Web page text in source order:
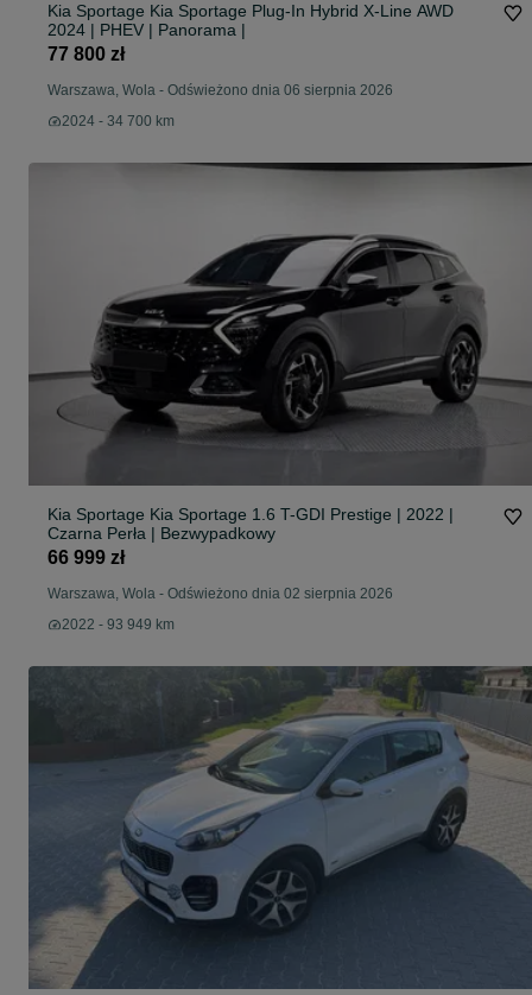
Kia Sportage Kia Sportage Plug-In Hybrid X-Line AWD
2024 | PHEV | Panorama |
77 800 zł
Warszawa, Wola - Odświeżono dnia 06 sierpnia 2026
2024 - 34 700 km
Kia Sportage Kia Sportage 1.6 T-GDI Prestige | 2022 |
Czarna Perła | Bezwypadkowy
66 999 zł
Warszawa, Wola - Odświeżono dnia 02 sierpnia 2026
2022 - 93 949 km